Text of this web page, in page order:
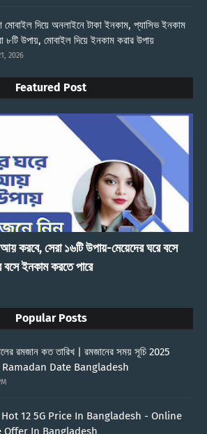
মোবাইল দিয়ে অনলাইনে টাকা ইনকাম, প্যাসিভ ইনকাম
৮টি উপায়, মোবাইল দিয়ে ইনকাম করার উপায়
2026
Featured Post
আয় করবে, সেরা ১৬টি উপায়-মেয়েদের ঘরে বসে
বসে ইনকাম করতে পারে
Popular Posts
রমজান কত তারিখ | রমজানের সময় সূচি 2025
Date Bangladesh
12 5G Price In Bangladesh - Online
Offer In Bangladesh